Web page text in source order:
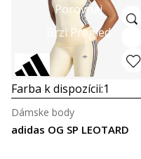
Porovnaj
Brzi Pregled
Farba k dispozícii:1
adidas OG SP LEOTARD
Dámske body